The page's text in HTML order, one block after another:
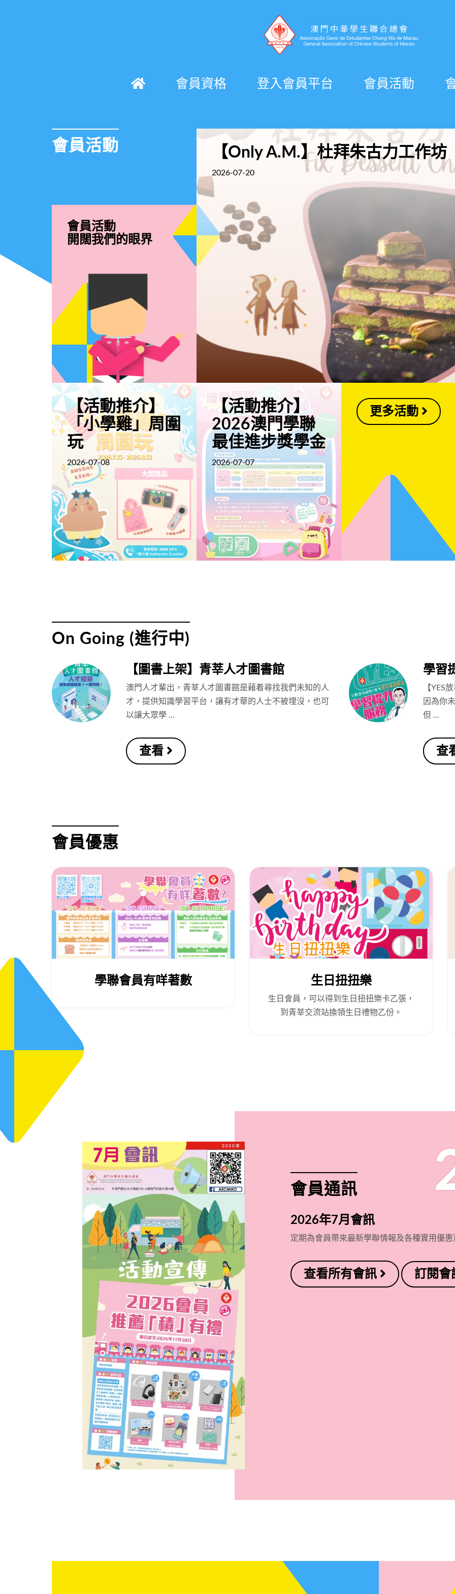
會員資格 登入會員平台 會員活動
會員活動
會員活動
開闊我們的眼界
【Only A.M.】杜拜朱古力工作坊
2026-07-20
【活動推介】
「小學雞」周圍
玩
2026-07-08
【活動推介】
2026澳門學聯
最佳進步獎學金
2026-07-07
更多活動
On Going (進行中)
【圖書上架】青莘人才圖書館
澳門人才輩出，青莘人才圖書館是藉着尋找我們未知的人
才，提供知識學習平台，讓有才華的人士不被埋沒，也可
以讓大眾學 …
查看
學習
【YES
因為你
但 …
查
會員優惠
學聯會員有咩著數 生日扭扭樂
生日會員，可以得到生日扭扭樂卡乙張，
到青莘交流站換領生日禮物乙份。
會員通訊
2026年7月會訊
定期為會員帶來最新學聯情報及各種實用優
查看所有會訊 訂閱會